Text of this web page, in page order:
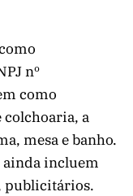
nº
como
a
mesa e banho.
ainda incluem
publicitários.